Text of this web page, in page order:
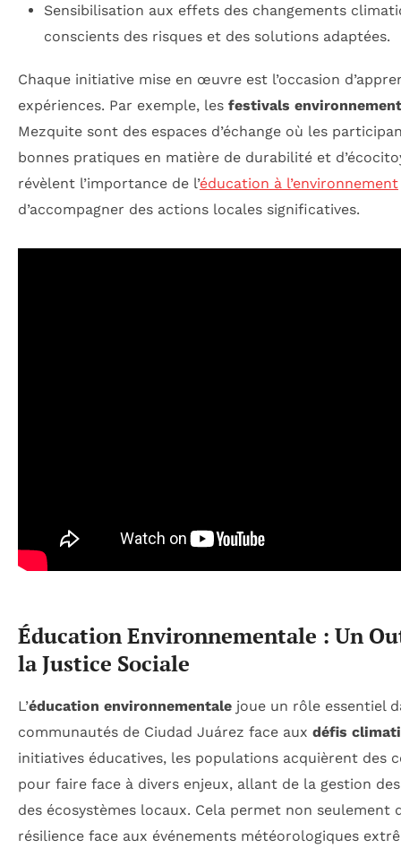
Sensibilisation aux effets des changements
conscients des risques et des solutions adaptées.
Chaque initiative mise en œuvre est l’occasion
expériences. Par exemple, les festivals
Mezquite sont des espaces d’échange où les
bonnes pratiques en matière de durabilité et
révèlent l’importance de l’éducation à l’environnement
d’accompagner des actions locales significatives.
Éducation Environnementale : Un
la Justice Sociale
L’éducation environnementale joue un rôle essentiel
communautés de Ciudad Juárez face aux défis
initiatives éducatives, les populations acquièrent des
pour faire face à divers enjeux, allant de la gestion
des écosystèmes locaux. Cela permet non seulement
résilience face aux événements météorologiques